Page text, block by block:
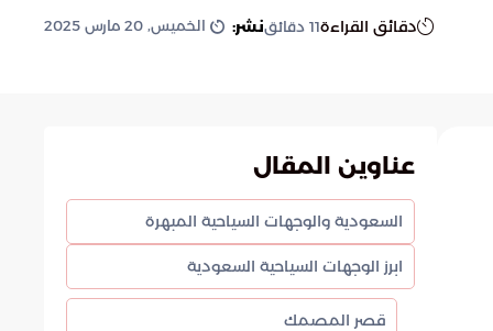
دقائق القراءة11 دقائقنشر: الخميس, 20 مارس 2025
عناوين المقال
السعودية والوجهات السياحية المبهرة
ابرز الوجهات السياحية السعودية
قصر المصمك